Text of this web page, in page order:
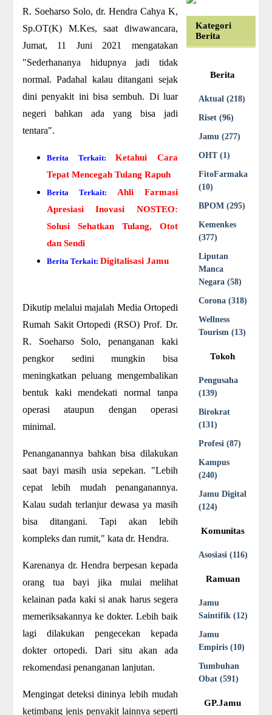
R. Soeharso Solo, dr. Hendra Cahya K,
Sp.OT(K) M.Kes, saat diwawancara,
Jumat, 11 Juni 2021 mengatakan
"Sederhananya hidupnya jadi tidak
normal. Padahal kalau ditangani sejak
dini penyakit ini bisa sembuh. Di luar
negeri bahkan ada yang bisa jadi
tentara".
Berita Terkait: Ketahui Cara
Tepat Mencegah Tulang Rapuh
Berita Terkait: Ahli Farmasi
Apresiasi Inovasi NOSTEO:
Solusi Sehatkan Tulang, Otot
dan Sendi
Berita Terkait: Digitalisasi Jamu
Dikutip melalui majalah Media Ortopedi
Rumah Sakit Ortopedi (RSO) Prof. Dr.
R. Soeharso Solo, penanganan kaki
pengkor sedini mungkin bisa
meningkatkan peluang mengembalikan
bentuk kaki mendekati normal tanpa
operasi ataupun dengan operasi
minimal.
Penanganannya bahkan bisa dilakukan
saat bayi masih usia sepekan. "Lebih
cepat lebih mudah penanganannya.
Kalau sudah terlanjur dewasa ya masih
bisa ditangani. Tapi akan lebih
kompleks dan rumit," kata dr. Hendra.
Karenanya dr. Hendra berpesan kepada
orang tua bayi jika mulai melihat
kelainan pada kaki si anak harus segera
memeriksakannya ke dokter. Lebih baik
lagi dilakukan pengecekan kepada
dokter ortopedi. Dari situ akan ada
rekomendasi penanganan lanjutan.
Mengingat deteksi dininya lebih mudah
ketimbang jenis penyakit lainnya seperti
Kategori
Berita
Berita
Aktual (218)
Riset (96)
Jamu (277)
OHT (1)
FitoFarmaka
(10)
BPOM (295)
Kemenkes
(377)
Liputan
Manca
Negara (58)
Corona (318)
Wellness
Tourism (13)
Tokoh
Pengusaha
(139)
Birokrat
(131)
Profesi (87)
Kampus
(240)
Jamu Digital
(124)
Komunitas
Asosiasi (116)
Ramuan
Jamu
Saintifik (12)
Jamu
Empiris (10)
Tumbuhan
Obat (591)
GP.Jamu